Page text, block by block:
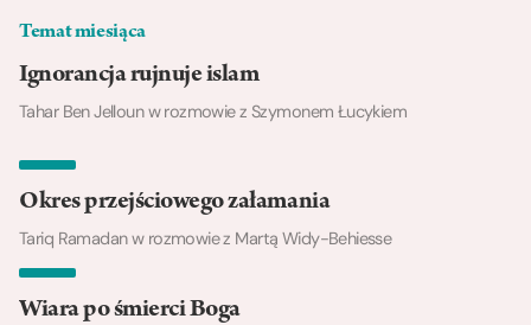
Temat miesiąca
Ignorancja rujnuje islam
Tahar Ben Jelloun w rozmowie z Szymonem Łucykiem
Okres przejściowego załamania
Tariq Ramadan w rozmowie z Martą Widy-Behiesse
Wiara po śmierci Boga